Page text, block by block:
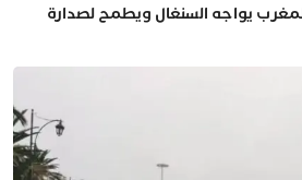
يواجه السنغال ويطمح لصدارة